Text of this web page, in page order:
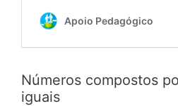
Números compostos
iguais